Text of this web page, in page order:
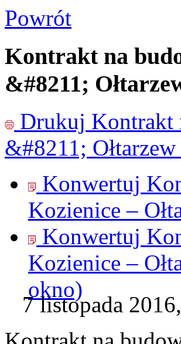
Powrót
Kontrakt na
&#8211;
Drukuj Kontrakt
&#8211;
Konwertuj
Kozienice –
Konwertuj
Kozienice –
okno)
7 listopada